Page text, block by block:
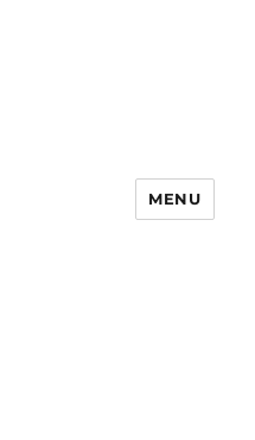
MENU